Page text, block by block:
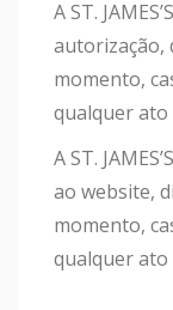
A ST.
autorização,
momento,
qualquer
A ST.
ao website,
momento,
qualquer